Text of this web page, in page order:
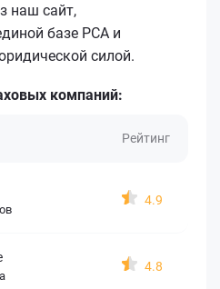
наш сайт,
базе РСА и
силой.
компаний:
Рейтинг
4.9
4.8